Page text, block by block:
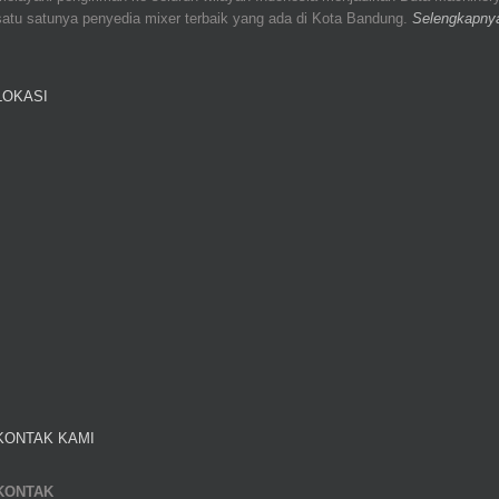
satunya penyedia mixer terbaik yang ada di Kota Bandung.
KAMI